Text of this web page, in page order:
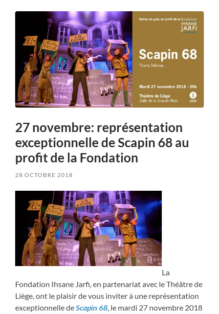
27 novembre: représentation
exceptionnelle de Scapin 68 au
profit de la Fondation
28 OCTOBRE 2018
La
Fondation Ihsane Jarfi, en partenariat avec le Théâtre de
Liège, ont le plaisir de vous inviter à une représentation
exceptionnelle deScapin 68, le mardi 27 novembre 2018